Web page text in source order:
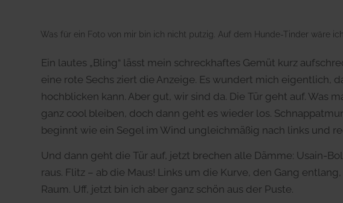
Was für ein Foto von mir bin ich nicht putzig. Auf dem Hunde-Tinder wäre
Ein lautes „Bling“ lässt mein schreckhaftes Gemüt kurz
eine rote Sechs ziert die Anzeige. Es wundert mich eigentlich,
hochblicken kann. Aber gut, wir sind da. Die Tür geht auf. Was
ganz cool bleiben, doch dann geht es wieder los.
beginnt wie ein Segel im Wind ungleichmäßig nach links und
Und dann geht die Tür auf, jetzt brechen alle Dämme: Usain-
raus. Flitz – ab die Maus! Links um die Kurve, den Gang
Raum. Uff, jetzt bin ich aber ganz schön aus der Puste.